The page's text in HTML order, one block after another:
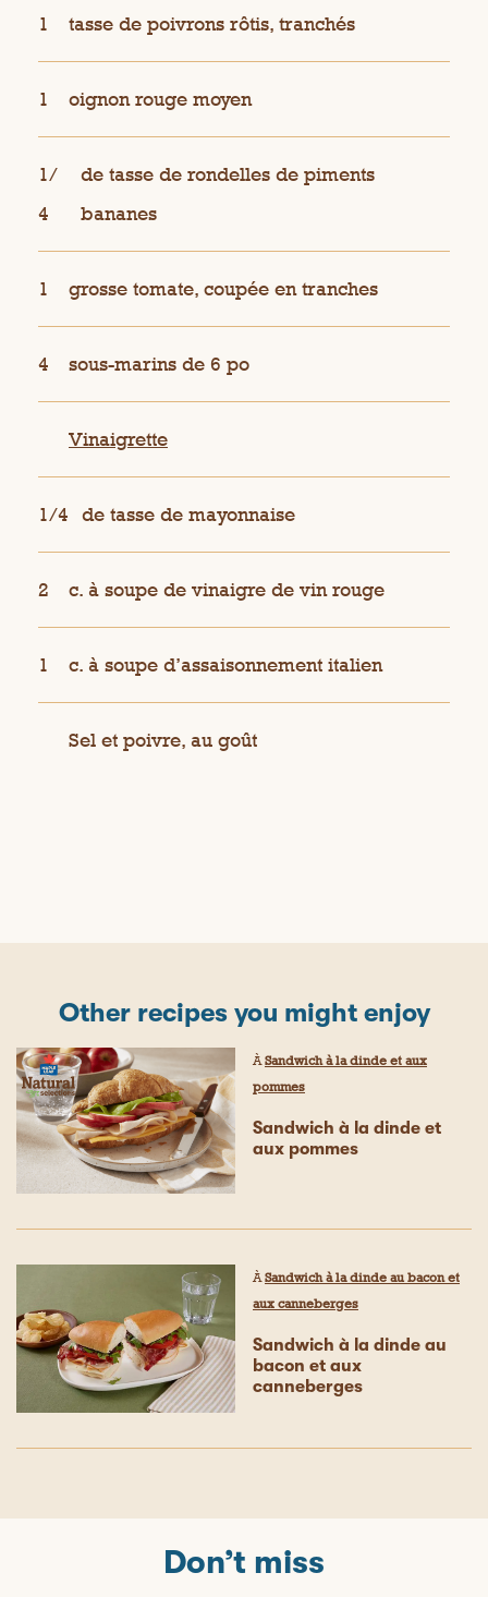
1 tasse de poivrons rôtis, tranchés
1 oignon rouge moyen
1/
4
de tasse de rondelles de piments
bananes
1 grosse tomate, coupée en tranches
4 sous-marins de 6 po
Vinaigrette
1/4 de tasse de mayonnaise
2 c. à soupe de vinaigre de vin rouge
1 c. à soupe d’assaisonnement italien
Sel et poivre, au goût
Other recipes you might enjoy
ÀSandwich à la dinde et aux
pommes
Sandwich à la dinde et
aux pommes
ÀSandwich à la dinde au bacon et
aux canneberges
Sandwich à la dinde au
bacon et aux
canneberges
Don’t miss